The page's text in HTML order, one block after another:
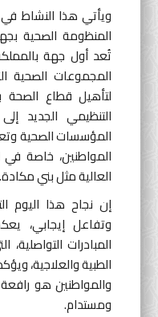
ويأتي هذا النشاط
المنظومة الصحية
تُعد أول جهة
المجموعات الصحية
لتأهيل قطاع
التنظيمي الجديد
المؤسسات الصحية
المواطنين، خاصة في
العالية مثل بني مكادة.
إن نجاح هذا اليوم
وتفاعل إيجابي،
المبادرات
الطبية والعلاجية،
والمواطنين هو
ومستدام.